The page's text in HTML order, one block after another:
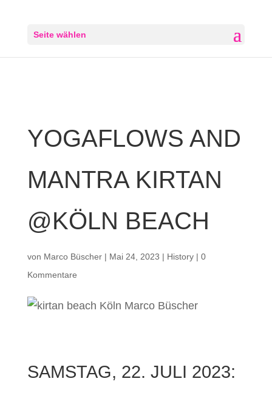
Seite wählen
YOGAFLOWS AND
MANTRA KIRTAN
@KÖLN BEACH
von Marco Büscher| Mai 24, 2023 | History| 0
Kommentare
SAMSTAG, 22. JULI 2023: